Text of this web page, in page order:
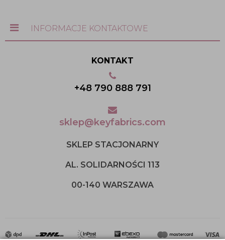
INFORMACJE KONTAKTOWE
KONTAKT
+48 790 888 791
sklep@keyfabrics.com
SKLEP STACJONARNY
AL. SOLIDARNOŚCI 113
00-140 WARSZAWA